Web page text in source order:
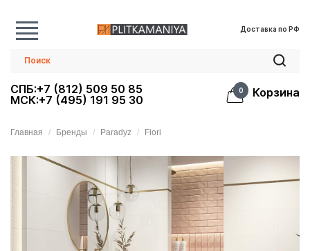
Доставка по РФ
СПБ:+7 (812) 509 50 85
МСК:+7 (495) 191 95 30
0 Корзина
Главная Бренды Paradyz Fiori